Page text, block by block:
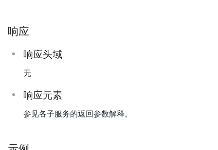
响应
响应头域
无
响应元素
参见各子服务的返回参数解释。